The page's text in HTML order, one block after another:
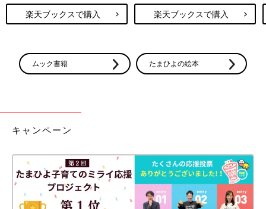
楽天ブックスで購入 楽天ブックスで購入
ムック書籍 たまひよの絵本
キャンペーン